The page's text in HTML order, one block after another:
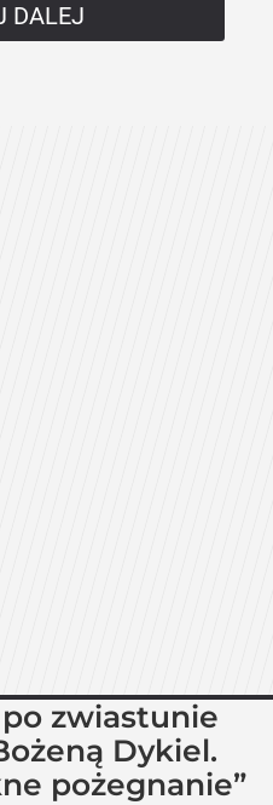
DALEJ
zwiastunie
Dykiel.
pożegnanie”